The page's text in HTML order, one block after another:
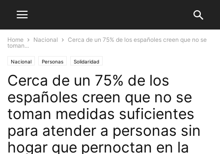
Home Nacional
Cerca de un 75% de los españoles creen que no se
toman...
Nacional Personas Solidaridad
Cerca de un 75% de los
españoles creen que no se
toman medidas suficientes
para atender a personas sin
hogar que pernoctan en la